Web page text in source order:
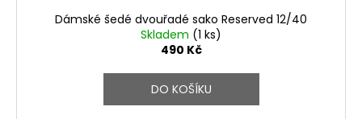
Dámské šedé dvouřadé sako Reserved 12/40
Skladem (1 ks)
490 Kč
DO KOŠÍKU